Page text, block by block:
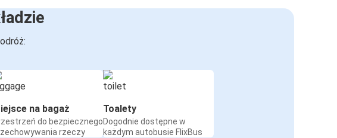
na bagaż
do bezpiecznego
rzeczy
Toalety
Dogodnie dostępne w
każdym autobusie FlixBus